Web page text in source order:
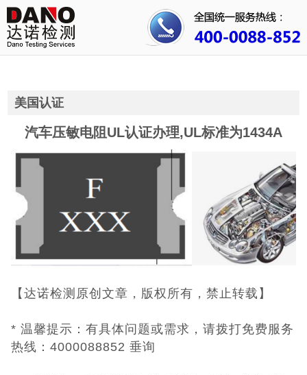
首页
关于我们
公司动态
成功案例
证书查询
联系我们
3C认证
CQC认证
美国认证
汽车压敏电阻UL认证办理,UL标准为1434A
【达诺检测原创文章，版权所有，禁止转载】
* 温馨提示：有具体问题或需求，请拨打免费服务
热线：4000088852 垂询